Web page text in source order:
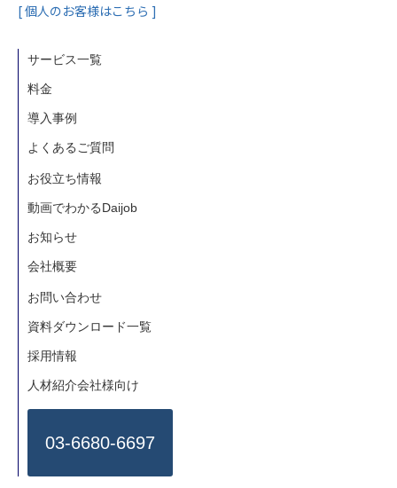
[ 個人のお客様はこちら ]
サービス一覧
料金
導入事例
よくあるご質問
お役立ち情報
動画でわかるDaijob
お知らせ
会社概要
お問い合わせ
資料ダウンロード一覧
採用情報
人材紹介会社様向け
03-6680-6697